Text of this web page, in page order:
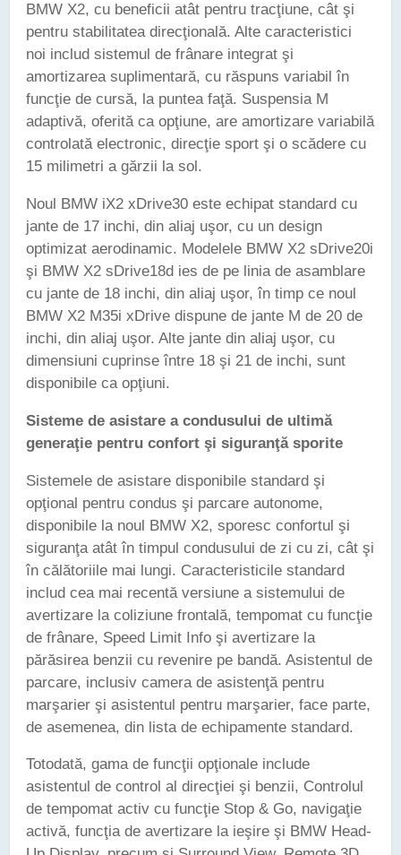
BMW X2, cu beneficii atât pentru tracţiune, cât şi
pentru stabilitatea direcţională. Alte caracteristici
noi includ sistemul de frânare integrat şi
amortizarea suplimentară, cu răspuns variabil în
funcţie de cursă, la puntea faţă. Suspensia M
adaptivă, oferită ca opţiune, are amortizare variabilă
controlată electronic, direcţie sport şi o scădere cu
15 milimetri a gărzii la sol.
Noul BMW iX2 xDrive30 este echipat standard cu
jante de 17 inchi, din aliaj uşor, cu un design
optimizat aerodinamic. Modelele BMW X2 sDrive20i
şi BMW X2 sDrive18d ies de pe linia de asamblare
cu jante de 18 inchi, din aliaj uşor, în timp ce noul
BMW X2 M35i xDrive dispune de jante M de 20 de
inchi, din aliaj uşor. Alte jante din aliaj uşor, cu
dimensiuni cuprinse între 18 şi 21 de inchi, sunt
disponibile ca opţiuni.
Sisteme de asistare a condusului de ultimă
generaţie pentru confort şi siguranţă sporite
Sistemele de asistare disponibile standard şi
opţional pentru condus şi parcare autonome,
disponibile la noul BMW X2, sporesc confortul şi
siguranţa atât în timpul condusului de zi cu zi, cât şi
în călătoriile mai lungi. Caracteristicile standard
includ cea mai recentă versiune a sistemului de
avertizare la coliziune frontală, tempomat cu funcţie
de frânare, Speed Limit Info şi avertizare la
părăsirea benzii cu revenire pe bandă. Asistentul de
parcare, inclusiv camera de asistenţă pentru
marşarier şi asistentul pentru marşarier, face parte,
de asemenea, din lista de echipamente standard.
Totodată, gama de funcţii opţionale include
asistentul de control al direcţiei şi benzii, Controlul
de tempomat activ cu funcţie Stop & Go, navigaţie
activă, funcţia de avertizare la ieşire şi BMW Head-